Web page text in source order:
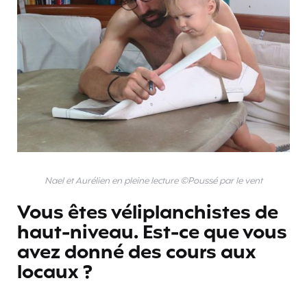
Nael et Aurélien en pleine lecture ©Poussé par le vent
Vous êtes véliplanchistes de
haut-niveau. Est-ce que vous
avez donné des cours aux
locaux ?